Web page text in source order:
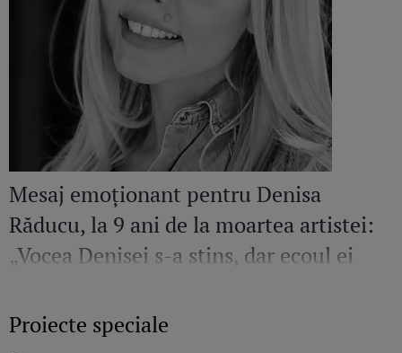
Mesaj emoționant pentru Denisa
Răducu, la 9 ani de la moartea artistei:
„Vocea Denisei s-a stins, dar ecoul ei
Proiecte speciale